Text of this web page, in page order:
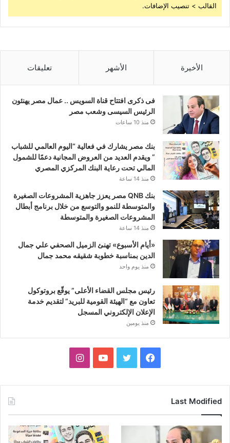
القالب > تنصيب الإضافات.
الأخيرة الأشهر تعليقات
فى ذكرى افتتاح قناة السويس .. عمال مصر يهنئون
الرئيس السيسى وشعب مصر
منذ 10 ساعات
بنك مصر يشارك في فعالية “اليوم العالمي للشباب
” ويقدم العديد من العروض المجانية دعمًا للشمول
المالي تحت رعاية البنك المركزي المصري
منذ 14 ساعة
بنك QNB مصر يعزز جاهزية المشروعات الصغيرة
والمتوسطة للنمو والتوسع من خلال برنامج أبطال
المشروعات الصغيرة والمتوسطة
منذ 14 ساعة
«أيام الأسبوع» تهنئ الزميل الصحفي علي جمال
الدين بمناسبة خطوبة شقيقه محمد جمال
منذ يوم واحد
رئيس مجلس القضاء الأعلى” يوقّع بروتوكول
تعاون مع “الهيئة القومية للبريد” لتقديم خدمة
الإعلان الإلكتروني المسجل
منذ يومين
فيسبوك تويتر يوتيوبانستقرام
Last Modified